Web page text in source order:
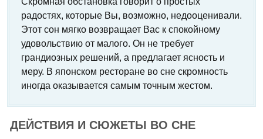
радостях, которые Вы, возможно, недооценивали.
Этот сон мягко возвращает Вас к спокойному
удовольствию от малого. Он не требует
грандиозных решений, а предлагает ясность и
меру. В японском ресторане во сне скромность
иногда оказывается самым точным жестом.
ДЕЙСТВИЯ И СЮЖЕТЫ ВО СНЕ